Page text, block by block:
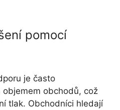
pomocí
je často
obchodů, což
tlak. Obchodníci hledají